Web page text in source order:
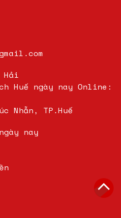
Hải
Huế ngày nay Online:
Nhẫn, TP.Huế
nay